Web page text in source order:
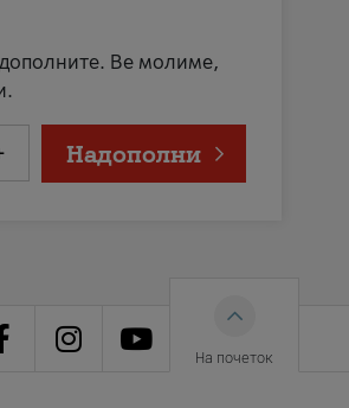
Ве молиме,
Надополни
На почеток